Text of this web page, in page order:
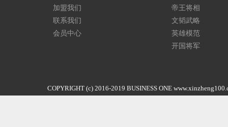
加盟我们
联系我们
会员中心
帝王将相
文韬武略
英雄模范
开国将军
COPYRIGHT (c) 2016-2019 BUSINESS ONE